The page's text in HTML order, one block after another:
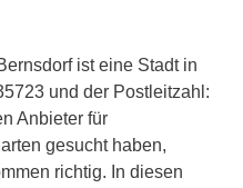
ist eine Stadt in
und der Postleitzahl:
Anbieter für
gesucht haben,
richtig. In diesen